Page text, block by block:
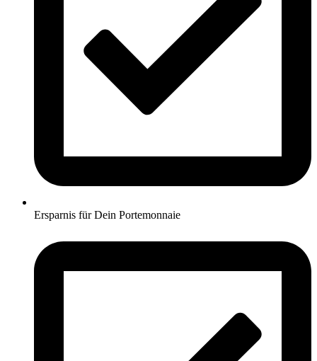
Ersparnis für Dein Portemonnaie